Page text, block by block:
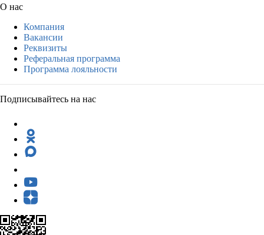
О нас
Компания
Вакансии
Реквизиты
Реферальная программа
Программа лояльности
Подписывайтесь на нас